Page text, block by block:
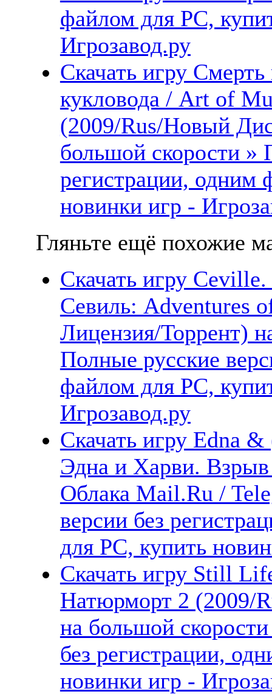
файлом для PC,
Игрозавод.ру
Скачать игру
кукловода / Art of
(2009/Rus/Новый
большой скорости »
регистрации, одним
новинки игр -
Гляньте ещё похожие
Скачать игру
Севиль: Adventures
Лицензия/Торрент)
Полные русские
файлом для PC,
Игрозавод.ру
Скачать игру Edna
Эдна и Харви.
Облака Mail.Ru /
версии без
для PC, купить
Скачать игру Still
Натюрморт 2 (2009/
на большой
без регистрации,
новинки игр -